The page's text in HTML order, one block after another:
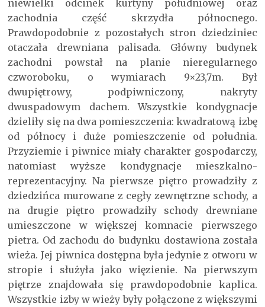
niewielki odcinek kurtyny południowej oraz
zachodnia część skrzydła północnego.
Prawdopodobnie z pozostałych stron dziedziniec
otaczała drewniana palisada. Główny budynek
zachodni powstał na planie nieregularnego
czworoboku, o wymiarach 9×23,7m. Był
dwupiętrowy, podpiwniczony, nakryty
dwuspadowym dachem. Wszystkie kondygnacje
dzieliły się na dwa pomieszczenia: kwadratową izbę
od północy i duże pomieszczenie od południa.
Przyziemie i piwnice miały charakter gospodarczy,
natomiast wyższe kondygnacje mieszkalno-
reprezentacyjny. Na pierwsze piętro prowadziły z
dziedzińca murowane z cegły zewnętrzne schody, a
na drugie piętro prowadziły schody drewniane
umieszczone w większej komnacie pierwszego
pietra. Od zachodu do budynku dostawiona została
wieża. Jej piwnica dostępna była jedynie z otworu w
stropie i służyła jako więzienie. Na pierwszym
piętrze znajdowała się prawdopodobnie kaplica.
Wszystkie izby w wieży były połączone z większymi